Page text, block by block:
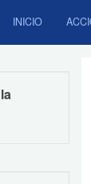
INICIO